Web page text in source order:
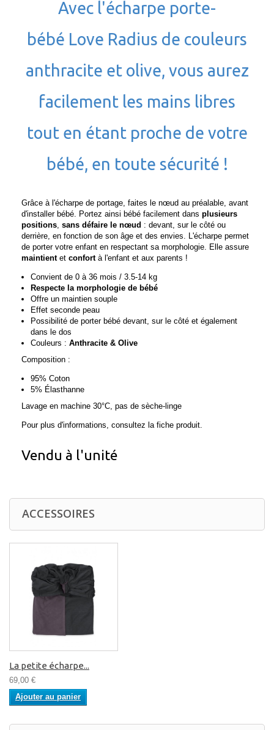
Avec l'écharpe porte-
bébé Love Radius de couleurs
anthracite et olive, vous aurez
facilement les mains libres
tout en étant proche de votre
bébé, en toute sécurité !
Grâce à l'écharpe de portage, faites le nœud au préalable, avant
d'installer bébé. Portez ainsi bébé facilement dans plusieurs
positions, sans défaire le nœud : devant, sur le côté ou
derrière, en fonction de son âge et des envies. L'écharpe permet
de porter votre enfant en respectant sa morphologie. Elle assure
maintientet confortà l'enfant et aux parents !
Convient de 0 à 36 mois / 3.5-14 kg
Respecte la morphologie de bébé
Offre un maintien souple
Effet seconde peau
Possibilité de porter bébé devant, sur le côté et également
dans le dos
Couleurs : Anthracite & Olive
Composition :
95% Coton
5% Élasthanne
Lavage en machine 30°C, pas de sèche-linge
Pour plus d'informations, consultez la fiche produit.
Vendu à l'unité
ACCESSOIRES
La petite écharpe...
69,00 €
Ajouter au panier